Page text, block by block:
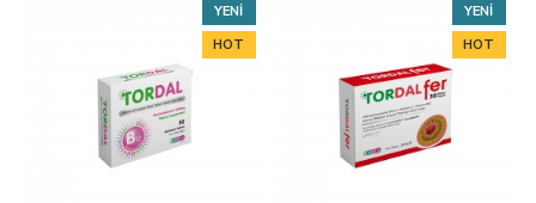
YENI
HOT
YENI
HOT